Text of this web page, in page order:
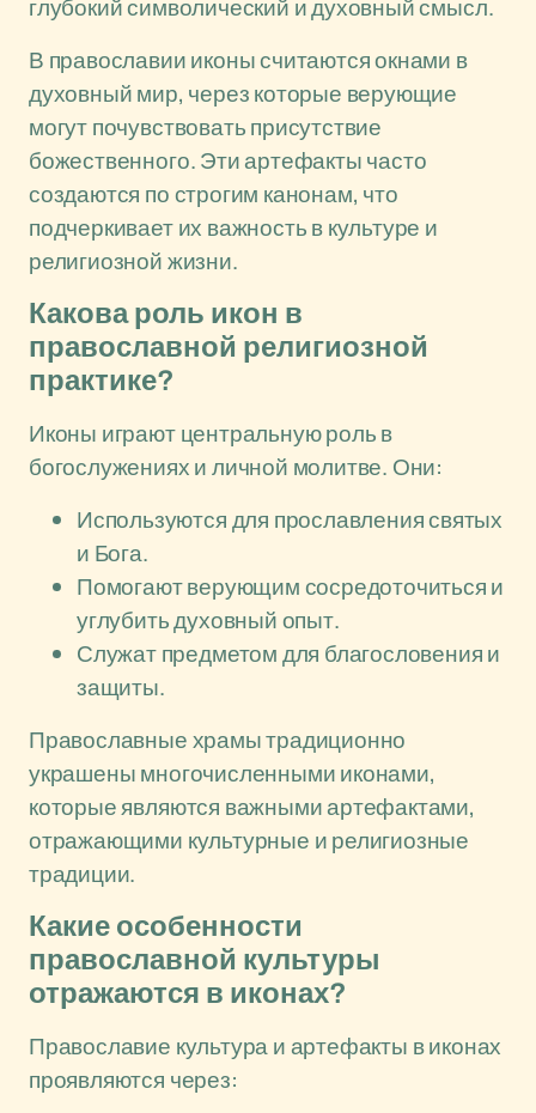
глубокий символический и духовный смысл.
В православии иконы считаются окнами в
духовный мир, через которые верующие
могут почувствовать присутствие
божественного. Эти артефакты часто
создаются по строгим канонам, что
подчеркивает их важность в культуре и
религиозной жизни.
Какова роль икон в
православной религиозной
практике?
Иконы играют центральную роль в
богослужениях и личной молитве. Они:
Используются для прославления святых
и Бога.
Помогают верующим сосредоточиться и
углубить духовный опыт.
Служат предметом для благословения и
защиты.
Православные храмы традиционно
украшены многочисленными иконами,
которые являются важными артефактами,
отражающими культурные и религиозные
традиции.
Какие особенности
православной культуры
отражаются в иконах?
Православие культура и артефакты в иконах
проявляются через: